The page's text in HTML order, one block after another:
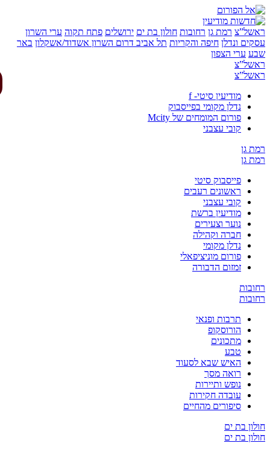
רמת גן רחובות חולון בת ים ירושלים פתח תקוה ערי השרון
ונדלן חיפה והקריות תל אביבדרום השרוןאשדוד/אשקלון באר
ערי הצפון
מודיעין סיטי- f
נדלן מקומי בפייסבוק
פורום המומחים של Mcity
קובי עצבני
גן
גן
פייסבוק סיטי
ראשונים רעבים
קובי עצבני
מודיעין ברשת
נוער וצעירים
חברה וקהילה
נדלן מקומי
פורום מוניציפאלי
זמזום הדבורה
תרבות ופנאי
הורוסקופ
מתכונים
טבע
האיש שבא לסעוד
רואה מסך
נופש ותיירות
עובדה חקירות
סיפורים מהחיים
בת ים
בת ים